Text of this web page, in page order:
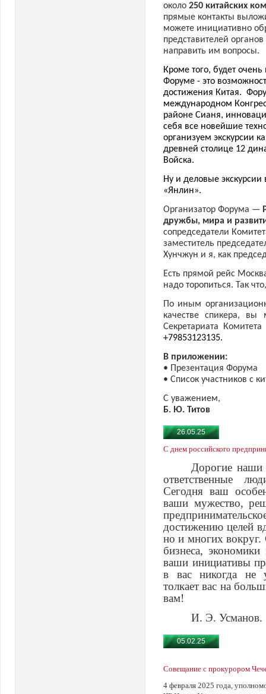
около 250 китайских
прямые контакты
можете инициативно
представителей
направить им вопросы.
Кроме того, будет
Форуме - это
достижения Китая.
международном
районе Сианя,
себя все новейшие
организуем экскурсии
древней столице 12
Войска.
Ну и деловые
«Янлин».
Организатор Форума —
дружбы, мира и
сопредседатели
заместитель
Хунчжун и я, как
Есть прямой рейс
надо торопиться. Так
По иным
качестве спикера, вы
Секретариата
+79853123135.
В приложении:
• Презентация Форума
• Список участников с
С уважением,
Б. Ю. Титов
26.05.25
С днем российского
Дорогие наши
ответственные
Сегодня ваш
ваши мужество,
достижению целей
но и многих вокруг.
бизнеса,
ваши инициативы
в вас никогда не
толкает вас на
вам!
И. Э. Усманов.
05.02.25
Совещание с прокурором
4 февраля 2025 года,